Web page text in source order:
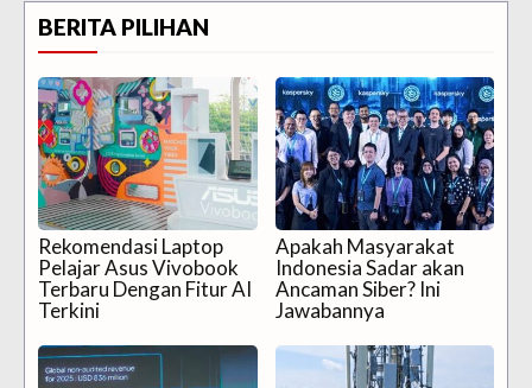
BERITA PILIHAN
Rekomendasi Laptop
Pelajar Asus Vivobook
Terbaru Dengan Fitur AI
Terkini
Apakah Masyarakat
Indonesia Sadar akan
Ancaman Siber? Ini
Jawabannya